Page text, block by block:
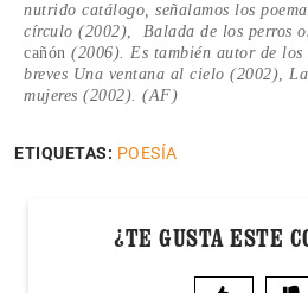
nutrido catálogo, señalamos los
círculo (2002), Balada de los perros
cañón (2006). Es también autor de
breves Una ventana al cielo (2002),
mujeres (2002). (AF)
ETIQUETAS: POESÍA
¿TE GUSTA ESTE